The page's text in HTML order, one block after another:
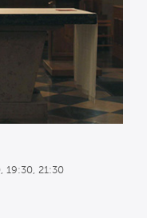
19:30, 21:30